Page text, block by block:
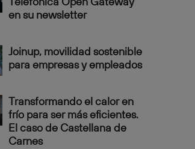
en su newsletter
Joinup, movilidad sostenible
para empresas y empleados
Transformando el calor en
frío para ser más eficientes.
El caso de Castellana de
Carnes